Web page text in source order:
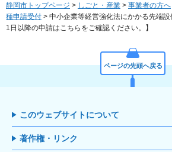
静岡市トップページ > しごと・産業 > 事業者の方へ
種申請受付 > 中小企業等経営強化法にかかる先端
1日以降の申請はこちらをご確認ください。】
ページの先頭へ戻る
このウェブサイトについて
著作権・リンク